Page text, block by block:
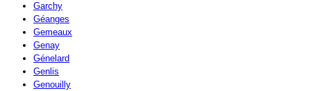
Garchy
Géanges
Gemeaux
Genay
Génelard
Genlis
Genouilly